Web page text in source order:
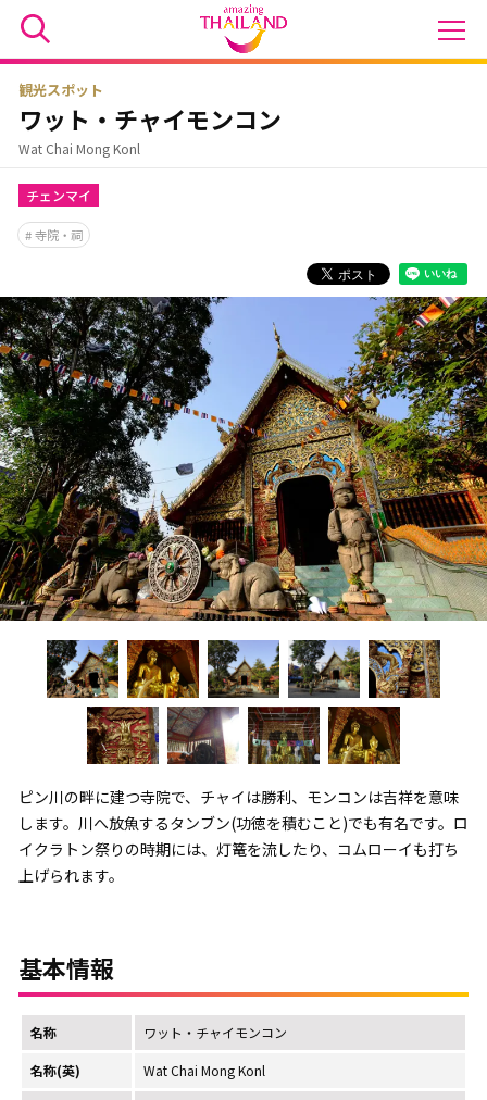
観光スポット
ワット・チャイモンコン
Wat Chai Mong Konl
チェンマイ
寺院・祠
ピン川の畔に建つ寺院で、チャイは勝利、モンコンは吉祥を意味
します。川へ放魚するタンブン(功徳を積むこと)でも有名です。ロ
イクラトン祭りの時期には、灯篭を流したり、コムローイも打ち
上げられます。
基本情報
名称 ワット・チャイモンコン
名称(英) Wat Chai Mong Konl